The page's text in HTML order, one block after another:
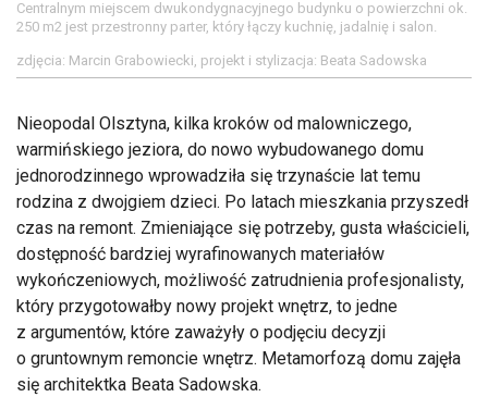
Centralnym miejscem dwukondygnacyjnego budynku o powierzchni ok.
250 m2 jest przestronny parter, który łączy kuchnię, jadalnię i salon.
zdjęcia: Marcin Grabowiecki, projekt i stylizacja: Beata Sadowska
Nieopodal Olsztyna, kilka kroków od malowniczego,
warmińskiego jeziora, do nowo wybudowanego domu
jednorodzinnego wprowadziła się trzynaście lat temu
rodzina z dwojgiem dzieci. Po latach mieszkania przyszedł
czas na remont. Zmieniające się potrzeby, gusta właścicieli,
dostępność bardziej wyrafinowanych materiałów
wykończeniowych, możliwość zatrudnienia profesjonalisty,
który przygotowałby nowy projekt wnętrz, to jedne
z argumentów, które zaważyły o podjęciu decyzji
o gruntownym remoncie wnętrz. Metamorfozą domu zajęła
się architektka Beata Sadowska.